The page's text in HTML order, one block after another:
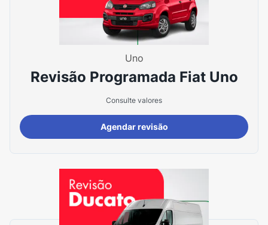
Uno
Revisão Programada Fiat Uno
Consulte valores
Agendar revisão